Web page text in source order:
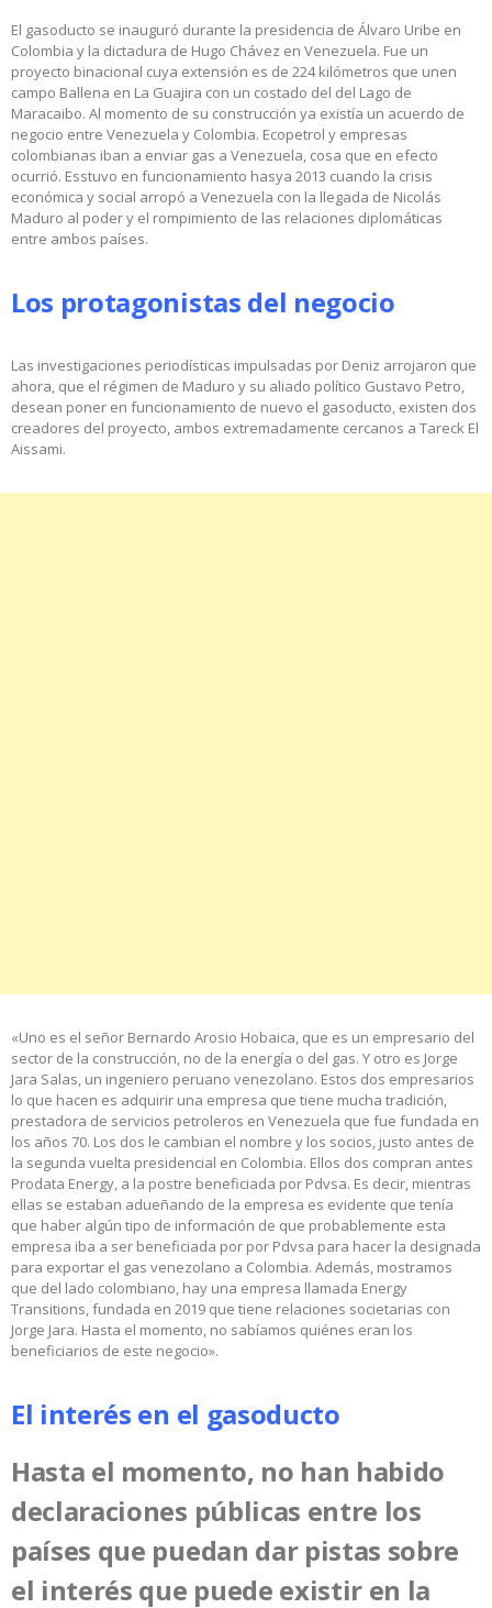
El gasoducto se inauguró durante la presidencia de Álvaro Uribe en
Colombia y la dictadura de Hugo Chávez en Venezuela. Fue un
proyecto binacional cuya extensión es de 224 kilómetros que unen
campo Ballena en La Guajira con un costado del del Lago de
Maracaibo. Al momento de su construcción ya existía un acuerdo de
negocio entre Venezuela y Colombia. Ecopetrol y empresas
colombianas iban a enviar gas a Venezuela, cosa que en efecto
ocurrió. Esstuvo en funcionamiento hasya 2013 cuando la crisis
económica y social arropó a Venezuela con la llegada de Nicolás
Maduro al poder y el rompimiento de las relaciones diplomáticas
entre ambos países.
Los protagonistas del negocio
Las investigaciones periodísticas impulsadas por Deniz arrojaron que
ahora, que el régimen de Maduro y su aliado político Gustavo Petro,
desean poner en funcionamiento de nuevo el gasoducto, existen dos
creadores del proyecto, ambos extremadamente cercanos a Tareck El
Aissami.
«Uno es el señor Bernardo Arosio Hobaica, que es un empresario del
sector de la construcción, no de la energía o del gas. Y otro es Jorge
Jara Salas, un ingeniero peruano venezolano. Estos dos empresarios
lo que hacen es adquirir una empresa que tiene mucha tradición,
prestadora de servicios petroleros en Venezuela que fue fundada en
los años 70. Los dos le cambian el nombre y los socios, justo antes de
la segunda vuelta presidencial en Colombia. Ellos dos compran antes
Prodata Energy, a la postre beneficiada por Pdvsa. Es decir, mientras
ellas se estaban adueñando de la empresa es evidente que tenía
que haber algún tipo de información de que probablemente esta
empresa iba a ser beneficiada por por Pdvsa para hacer la designada
para exportar el gas venezolano a Colombia. Además, mostramos
que del lado colombiano, hay una empresa llamada Energy
Transitions, fundada en 2019 que tiene relaciones societarias con
Jorge Jara. Hasta el momento, no sabíamos quiénes eran los
beneficiarios de este negocio».
El interés en el gasoducto
Hasta el momento, no han habido
declaraciones públicas entre los
países que puedan dar pistas sobre
el interés que puede existir en la